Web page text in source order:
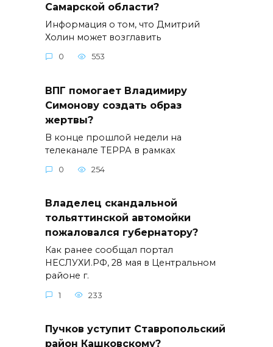
Самарской области?
Информация о том, что Дмитрий
Холин может возглавить
0 553
ВПГ помогает Владимиру
Симонову создать образ
жертвы?
В конце прошлой недели на
телеканале ТЕРРА в рамках
0 254
Владелец скандальной
тольяттинской автомойки
пожаловался губернатору?
Как ранее сообщал портал
НЕСЛУХИ.РФ, 28 мая в Центральном
районе г.
1 233
Пучков уступит Ставропольский
район Кашковскому?